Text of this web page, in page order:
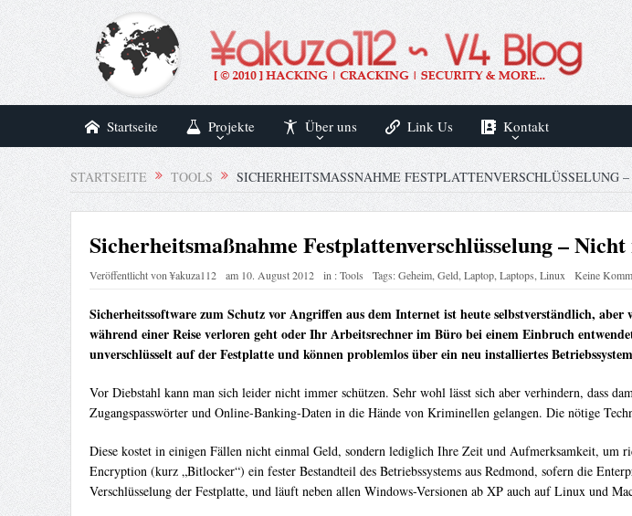
Startseite Projekte Über uns Link Us Kontakt
STARTSEITE TOOLS SICHERHEITSMASSNAHME FESTPLATTENVERSCHLÜSSELUNG
Sicherheitsmaßnahme Festplattenverschlüsselung –
Veröffentlicht von¥akuza112 am 10. August 2012 in :Tools Tags:Geheim,Geld,Laptop,Laptops,Linux Keine
Sicherheitssoftware zum Schutz vor Angriffen aus dem Internet ist heute selbstverständlich,
während einer Reise verloren geht oder Ihr Arbeitsrechner im Büro bei einem Einbruch
unverschlüsselt auf der Festplatte und können problemlos über ein neu installiertes
Vor Diebstahl kann man sich leider nicht immer schützen. Sehr wohl lässt sich aber verhindern, dass
Zugangspasswörter und Online-Banking-Daten in die Hände von Kriminellen gelangen. Die nötige
Diese kostet in einigen Fällen nicht einmal Geld, sondern lediglich Ihre Zeit und Aufmerksamkeit,
Encryption (kurz „Bitlocker“) ein fester Bestandteil des Betriebssystems aus Redmond, sofern die
Verschlüsselung der Festplatte, und läuft neben allen Windows-Versionen ab XP auch auf Linux und